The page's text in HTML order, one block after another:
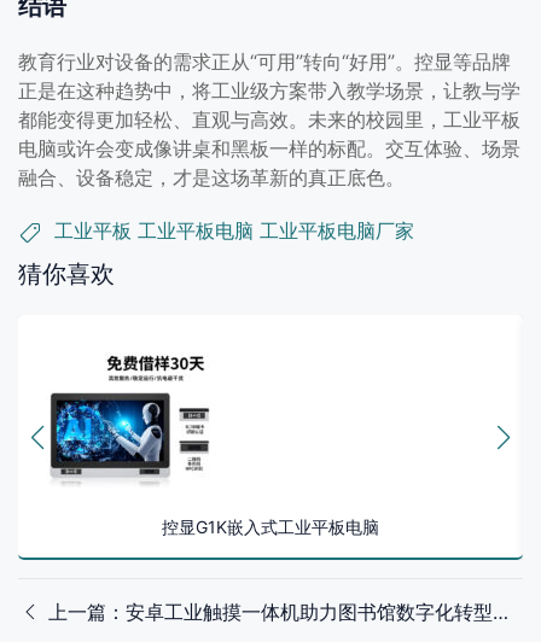
结语
教育行业对设备的需求正从“可用”转向“好用”。控显等品牌
正是在这种趋势中，将工业级方案带入教学场景，让教与学
都能变得更加轻松、直观与高效。未来的校园里，工业平板
电脑或许会变成像讲桌和黑板一样的标配。交互体验、场景
融合、设备稳定，才是这场革新的真正底色。
工业平板 工业平板电脑 工业平板电脑厂家
猜你喜欢
控显G1K嵌入式工业平板电脑
上一篇：安卓工业触摸一体机助力图书馆数字化转型，读者体验大幅提升